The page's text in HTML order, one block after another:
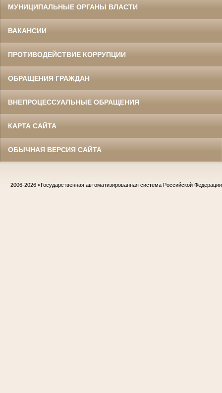
МУНИЦИПАЛЬНЫЕ ОРГАНЫ ВЛАСТИ
ВАКАНСИИ
ПРОТИВОДЕЙСТВИЕ КОРРУПЦИИ
ОБРАЩЕНИЯ ГРАЖДАН
ВНЕПРОЦЕССУАЛЬНЫЕ ОБРАЩЕНИЯ
КАРТА САЙТА
ОБЫЧНАЯ ВЕРСИЯ САЙТА
2006-2026 «Государственная автоматизированная система Российской